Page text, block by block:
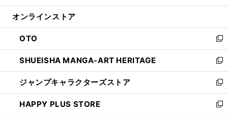
開
ン
ウ
で
開
く
ウ
ン
ド
ウ
で
開
く
オンラインストア
OTO
新
し
い
ウ
ィ
ン
ド
SHUEISHA MANGA-ART HERITAGE
新
し
い
ウ
ィ
ジャンプキャラクターズストア
新
し
い
HAPPY PLUS STORE
新